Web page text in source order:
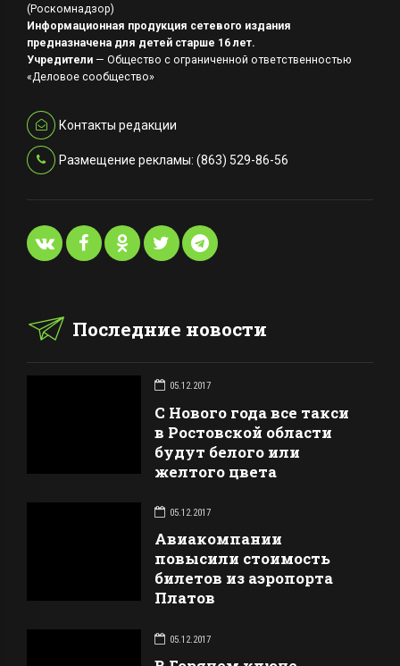
(Роскомнадзор)
Информационная продукция сетевого издания
предназначена для детей старше 16 лет.
Учредители — Общество с ограниченной ответственностью
«Деловое сообщество»
Контакты редакции
Размещение рекламы: (863) 529-86-56
Последние новости
05.12.2017
С Нового года все такси
в Ростовской области
будут белого или
желтого цвета
05.12.2017
Авиакомпании
повысили стоимость
билетов из аэропорта
Платов
05.12.2017